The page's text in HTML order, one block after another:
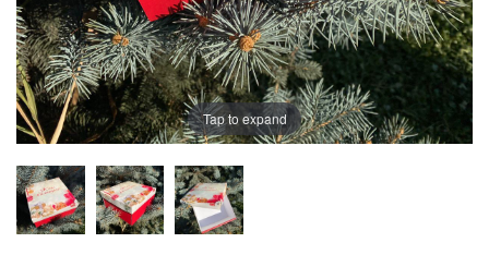
Tap to expand